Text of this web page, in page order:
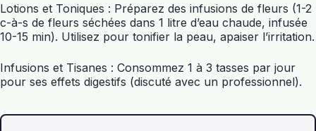
Lotions et Toniques : Préparez des infusions de fleurs (1-2
c-à-s de fleurs séchées dans 1 litre d’eau chaude, infusée
10-15 min). Utilisez pour tonifier la peau, apaiser l’irritation.
Infusions et Tisanes : Consommez 1 à 3 tasses par jour
pour ses effets digestifs (discuté avec un professionnel).